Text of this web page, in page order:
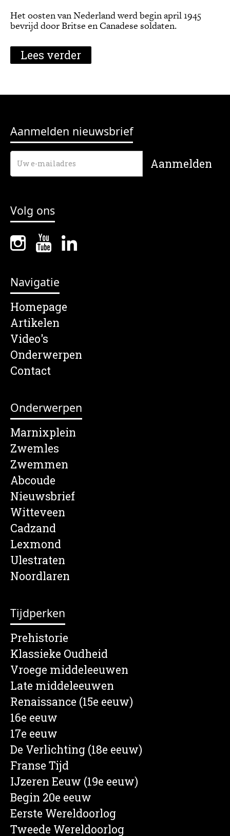
Het oosten van Nederland werd begin april 1945
bevrijd door Britse en Canadese soldaten.
Lees verder
Aanmelden nieuwsbrief
Volg ons
Navigatie
Homepage
Artikelen
Video's
Onderwerpen
Contact
Onderwerpen
Marnixplein
Zwemles
Zwemmen
Abcoude
Nieuwsbrief
Witteveen
Cadzand
Lexmond
Ulestraten
Noordlaren
Tijdperken
Prehistorie
Klassieke Oudheid
Vroege middeleeuwen
Late middeleeuwen
Renaissance (15e eeuw)
16e eeuw
17e eeuw
De Verlichting (18e eeuw)
Franse Tijd
IJzeren Eeuw (19e eeuw)
Begin 20e eeuw
Eerste Wereldoorlog
Tweede Wereldoorlog